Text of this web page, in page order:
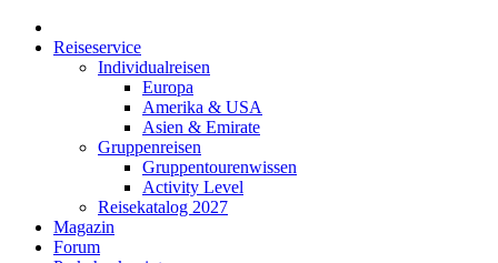
Reiseservice
Individualreisen
Europa
Amerika & USA
Asien & Emirate
Gruppenreisen
Gruppentourenwissen
Activity Level
Reisekatalog 2027
Magazin
Forum